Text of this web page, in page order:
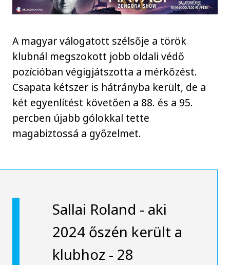
A magyar válogatott szélsője a török
klubnál megszokott jobb oldali védő
pozícióban végigjátszotta a mérkőzést.
Csapata kétszer is hátrányba került, de a
két egyenlítést követően a 88. és a 95.
percben újabb gólokkal tette
magabiztossá a győzelmet.
Sallai Roland - aki
2024 őszén került a
klubhoz - 28